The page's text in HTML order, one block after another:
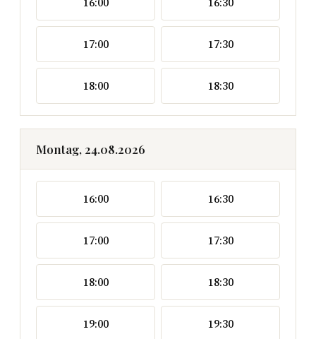
17:00 17:30
18:00 18:30
Montag, 24.08.2026
16:00 16:30
17:00 17:30
18:00 18:30
19:00 19:30